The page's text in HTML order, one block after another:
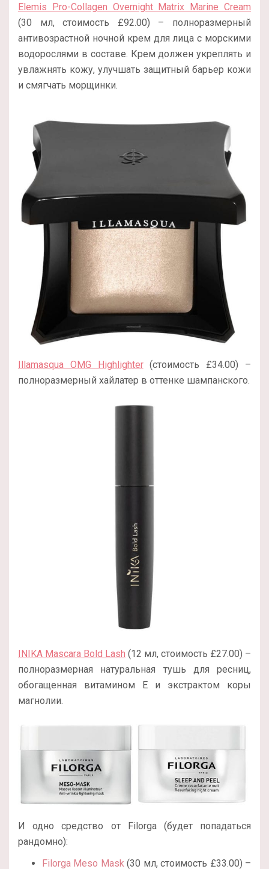
Elemis Pro-Collagen Overnight Matrix Marine Cream
(30 мл, стоимость £92.00) – полноразмерный
антивозрастной ночной крем для лица с морскими
водорослями в составе. Крем должен укреплять и
увлажнять кожу, улучшать защитный барьер кожи
и смягчать морщинки.
Illamasqua OMG Highlighter(стоимость £34.00) –
полноразмерный хайлатер в оттенке шампанского.
INIKA Mascara Bold Lash (12 мл, стоимость £27.00) –
полноразмерная натуральная тушь для ресниц,
обогащенная витамином Е и экстрактом коры
магнолии.
И одно средство от Filorga (будет попадаться
рандомно):
Filorga Meso Mask(30 мл, стоимость £33.00) –